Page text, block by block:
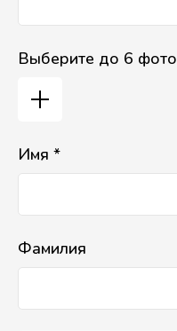
Выберите до 6 фото
Имя *
Фамилия